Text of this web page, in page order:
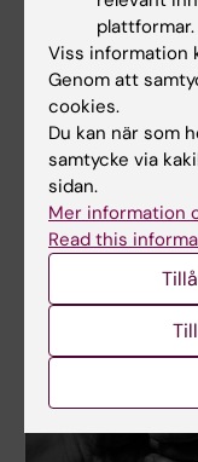
Organ- och
Vid KI används
något mindre
fysioterapeuter
vårdyrken.
plattformar.
Viss information
Genom att
cookies.
Du kan när som
samtycke via
sidan.
Mer information
Read this